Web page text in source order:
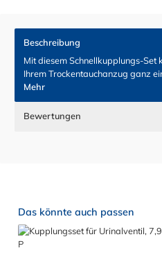
Beschreibung
Mit diesem Schnellkupplungs-Set
Ihrem Trockentauchanzug ganz
Mehr
Bewertungen
Produktgalerie überspringen
Das könnte auch passen